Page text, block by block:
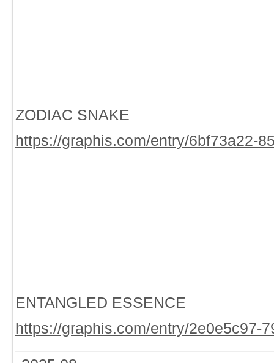
ZODIAC SNAKE
https://graphis.com/entry/6bf73a22-
ENTANGLED ESSENCE
https://graphis.com/entry/2e0e5c97-